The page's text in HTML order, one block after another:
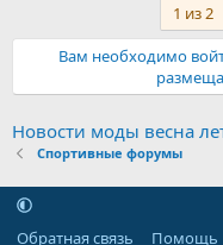
1 из 2
Вам необходимо
Новости моды весна
Спортивные форумы
Обратная связь Помощь